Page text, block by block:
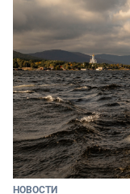
НОВОСТИ